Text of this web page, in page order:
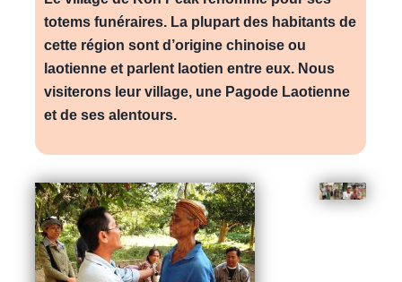
totems funéraires. La plupart des habitants de
cette région sont d’origine chinoise ou
laotienne et parlent laotien entre eux. Nous
visiterons leur village, une Pagode Laotienne
et de ses alentours.